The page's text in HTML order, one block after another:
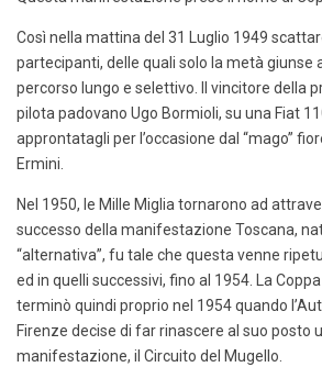
Così nella mattina del 31 Luglio 1949
partecipanti, delle quali solo la metà giunse
percorso lungo e selettivo. Il vincitore della
pilota padovano Ugo Bormioli, su una Fiat
approntatagli per l’occasione dal “mago”
Ermini.
Nel 1950, le Mille Miglia tornarono ad
successo della manifestazione Toscana,
“alternativa”, fu tale che questa venne
ed in quelli successivi, fino al 1954. La
terminò quindi proprio nel 1954 quando
Firenze decise di far rinascere al suo posto
manifestazione, il Circuito del Mugello.